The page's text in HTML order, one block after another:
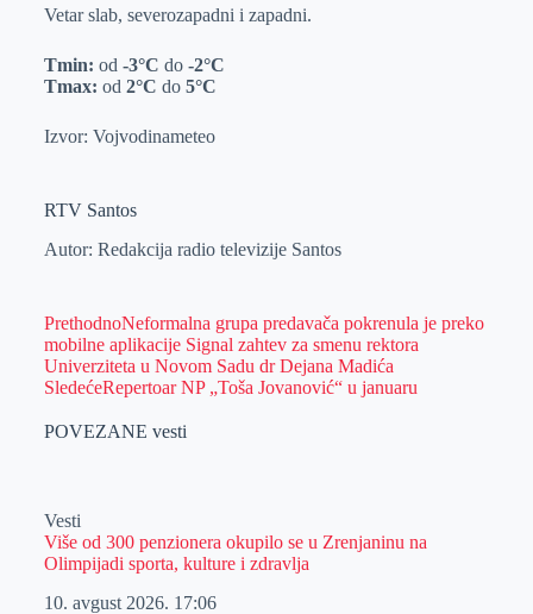
Vetar slab, severozapadni i zapadni.
Tmin: od -3°C do -2°C
Tmax: od 2°C do 5°C
Izvor: Vojvodinameteo
RTV Santos
Autor: Redakcija radio televizije Santos
PrethodnoNeformalna grupa predavača pokrenula je preko
mobilne aplikacije Signal zahtev za smenu rektora
Univerziteta u Novom Sadu dr Dejana Madića
SledećeRepertoar NP „Toša Jovanović“ u januaru
POVEZANE vesti
Vesti
Više od 300 penzionera okupilo se u Zrenjaninu na
Olimpijadi sporta, kulture i zdravlja
10. avgust 2026. 17:06